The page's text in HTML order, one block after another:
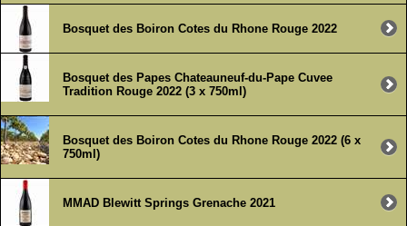
Bosquet des Boiron Cotes du Rhone Rouge 2022
Bosquet des Papes Chateauneuf-du-Pape Cuvee
Tradition Rouge 2022 (3 x 750ml)
Bosquet des Boiron Cotes du Rhone Rouge 2022 (6 x
750ml)
MMAD Blewitt Springs Grenache 2021